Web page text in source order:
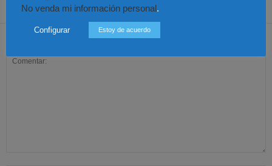
Dejar una respuesta
No venda mi información personal .
Configurar Estoy de acuerdo